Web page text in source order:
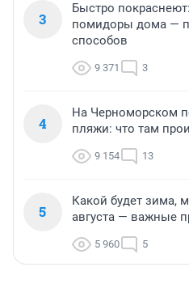
3
Быстро
помидоры дома —
способов
9 371 3
4
На Черноморском
пляжи: что там
9 154 13
5
Какой будет зима,
августа — важные
5 960 5